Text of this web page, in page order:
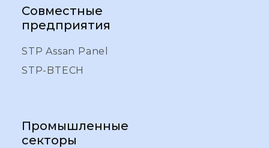
Совместные
предприятия
STP Assan Panel
STP-BTECH
Промышленные
секторы